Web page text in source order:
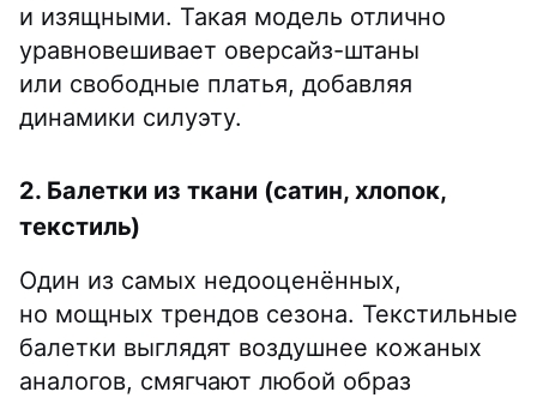
и изящными. Такая модель отлично
уравновешивает оверсайз-штаны
или свободные платья, добавляя
динамики силуэту.
2. Балетки из ткани (сатин, хлопок,
текстиль)
Один из самых недооценённых,
но мощных трендов сезона. Текстильные
балетки выглядят воздушнее кожаных
аналогов, смягчают любой образ